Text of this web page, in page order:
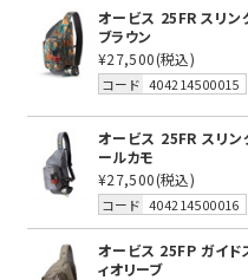
オービス 25FR スリ
ブラウン
¥27,500(税込)
コード 404214500015
オービス 25FR スリン
ールカモ
¥27,500(税込)
コード 404214500016
オービス 25FP ガイド
ィオリーブ